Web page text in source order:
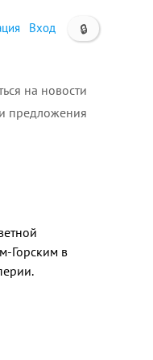
🔒
Вход
на новости
предложения
Горским в